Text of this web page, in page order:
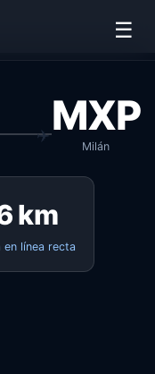
☰
MXP
Milán
km
en línea recta